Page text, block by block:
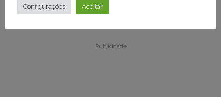
Publicidade
Publicidade
Configurações Aceitar